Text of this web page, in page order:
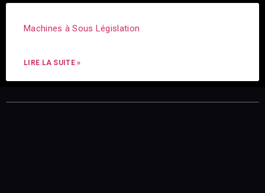
Machines à Sous Législation
LIRE LA SUITE »